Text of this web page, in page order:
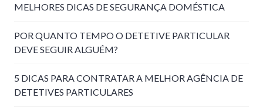
MELHORES DICAS DE SEGURANÇA DOMÉSTICA
POR QUANTO TEMPO O DETETIVE PARTICULAR
DEVE SEGUIR ALGUÉM?
5 DICAS PARA CONTRATAR A MELHOR AGÊNCIA DE
DETETIVES PARTICULARES